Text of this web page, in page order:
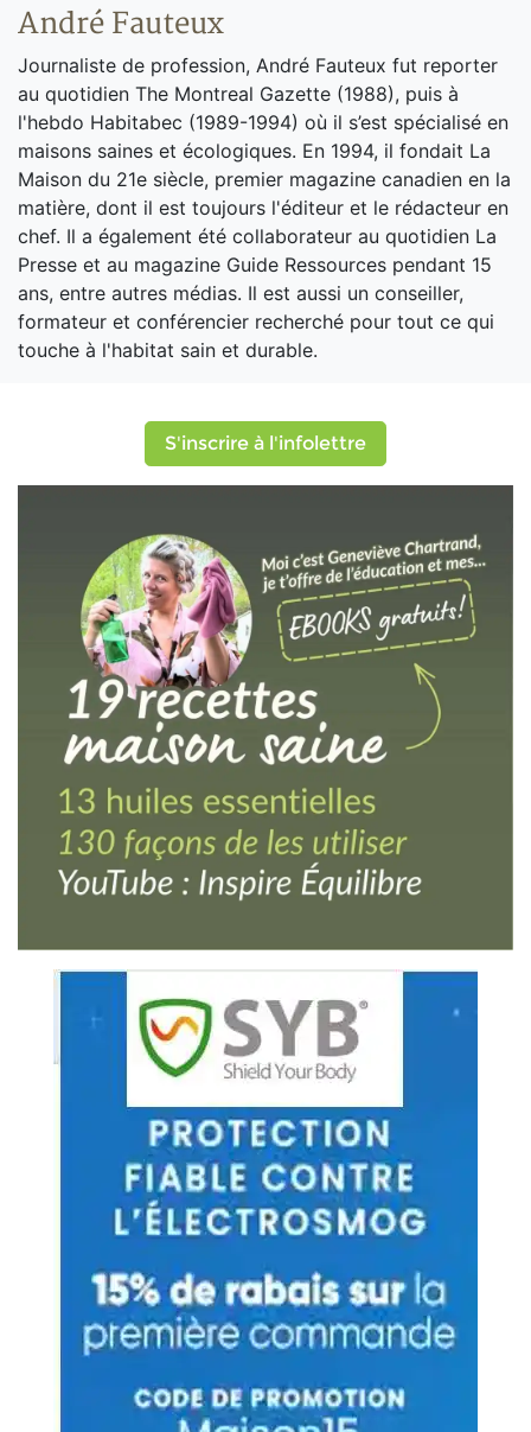
André Fauteux
Journaliste de profession, André Fauteux fut reporter
au quotidien The Montreal Gazette (1988), puis à
l'hebdo Habitabec (1989-1994) où il s’est spécialisé en
maisons saines et écologiques. En 1994, il fondait La
Maison du 21e siècle, premier magazine canadien en la
matière, dont il est toujours l'éditeur et le rédacteur en
chef. Il a également été collaborateur au quotidien La
Presse et au magazine Guide Ressources pendant 15
ans, entre autres médias. Il est aussi un conseiller,
formateur et conférencier recherché pour tout ce qui
touche à l'habitat sain et durable.
S'inscrire à l'infolettre